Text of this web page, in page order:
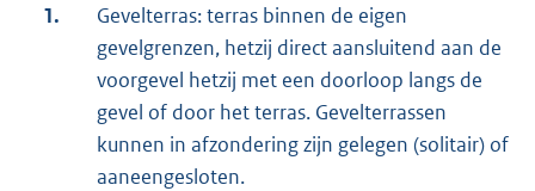
1.
Gevelterras: terras binnen de eigen
gevelgrenzen, hetzij direct aansluitend aan de
voorgevel hetzij met een doorloop langs de
gevel of door het terras. Gevelterrassen
kunnen in afzondering zijn gelegen (solitair) of
aaneengesloten.